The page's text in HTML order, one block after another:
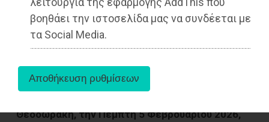
βοηθάει την ιστοσελίδα μας να συνδέεται με
τα Social Media.
συναυλία.
Στο πλαίσιο της διαχρονικής τους προσήλωσης
προσφοράς,τα Εκπαιδευτήρια Δούκα
διοργανώνουν μια ξεχωριστή συναυλία με έργα
Θεοδωράκη, την Πέμπτη 5 Φεβρουαρίου 2026,